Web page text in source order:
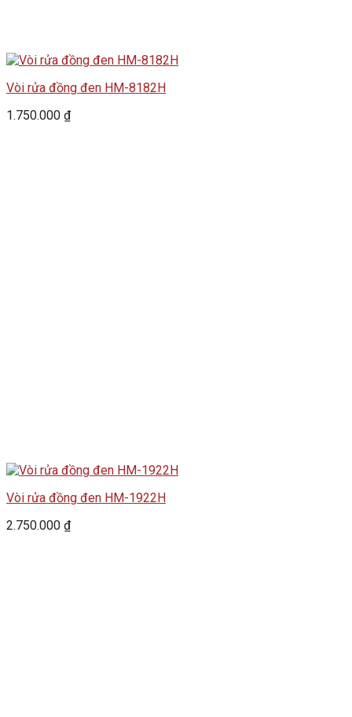
Vòi rửa đồng đen HM-8182H
1.750.000 ₫
Vòi rửa đồng đen HM-1922H
2.750.000 ₫